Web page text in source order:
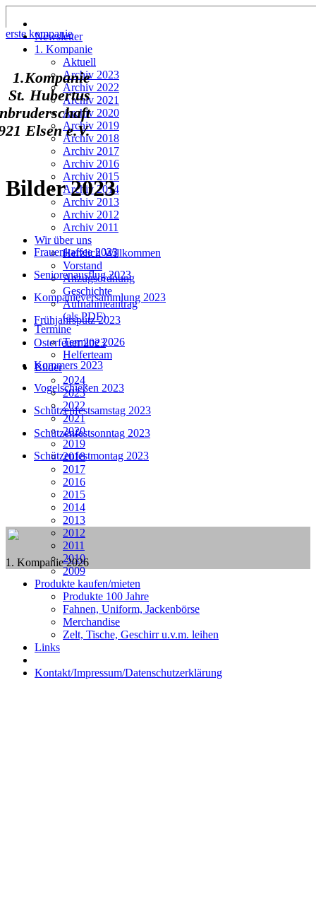
Newsletter
1. Kompanie
Aktuell
Archiv 2023
Archiv 2022
Archiv 2021
Archiv 2020
Archiv 2019
Archiv 2018
Archiv 2017
Archiv 2016
Archiv 2015
Archiv 2014
Archiv 2013
Archiv 2012
Archiv 2011
Wir über uns
Herzlich Willkommen
Vorstand
Anzugsordnung
Geschichte
Aufnahmeantrag
(als PDF)
Termine
Termine 2026
Helferteam
Bilder
2024
2023
2022
2021
2020
2019
2018
2017
2016
2015
2014
2013
2012
2011
2010
2009
Produkte kaufen/mieten
Produkte 100 Jahre
Fahnen, Uniform, Jackenbörse
Merchandise
Zelt, Tische, Geschirr u.v.m. leihen
Links
Kontakt/Impressum/Datenschutzerklärung
erste kompanie
1.Kompanie
St. Hubertus
Elsen e.V.
Bilder 2023
Frauenkaffee 2023
Seniorenausflug 2023
Kompanieversammlung 2023
Frühjahrsputz 2023
Osterfeuer 2023
Kommers 2023
Vogelschießen 2023
Schützenfestsamstag 2023
Schützenfestsonntag 2023
Schützenfestmontag 2023
1. Kompanie 2026